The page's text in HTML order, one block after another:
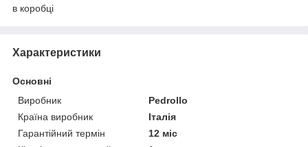
в коробці
Характеристики
Основні
Виробник
Pedrollo
Країна виробник
Італія
Гарантійний термін
12 міс